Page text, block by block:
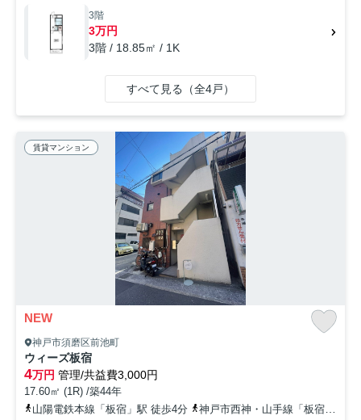
3階
3万円
3階 / 18.85㎡ / 1K
すべて見る（全4戸）
賃貸マンション
NEW
神戸市須磨区前池町
ウィーズ板宿
4万円 管理/共益費3,000円
17.60㎡ (1R) /築44年
山陽電鉄本線「板宿」駅 徒歩4分
神戸市西神・山手線「板宿」駅 徒歩3分